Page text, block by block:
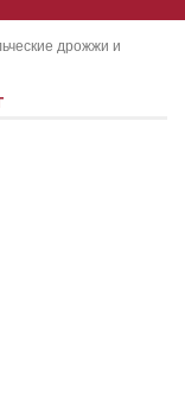
дрожжи и